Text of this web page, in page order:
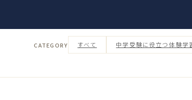
CATEGORY すべて 中学受験に役立つ体験学